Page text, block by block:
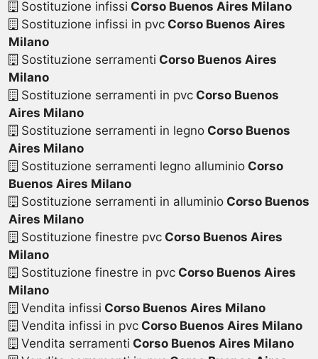
Sostituzione infissi Corso Buenos Aires Milano
Sostituzione infissi in pvcCorso Buenos Aires
Milano
Sostituzione serramenti Corso Buenos Aires
Milano
Sostituzione serramenti in pvcCorso Buenos
Aires Milano
Sostituzione serramenti in legnoCorso Buenos
Aires Milano
Sostituzione serramenti legno alluminioCorso
Buenos Aires Milano
Sostituzione serramenti in alluminioCorso Buenos
Aires Milano
Sostituzione finestre pvcCorso Buenos Aires
Milano
Sostituzione finestre in pvcCorso Buenos Aires
Milano
Vendita infissi Corso Buenos Aires Milano
Vendita infissi in pvcCorso Buenos Aires Milano
Vendita serramenti Corso Buenos Aires Milano